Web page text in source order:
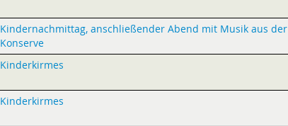
Kindernachmittag, anschließender Abend mit Musik aus der
Konserve
Kinderkirmes
Kinderkirmes